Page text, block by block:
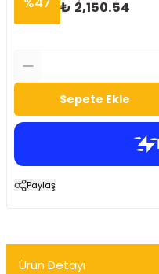
₺ 2,150.54
Sepete Ekle
Paylaş
Ürün Detayı